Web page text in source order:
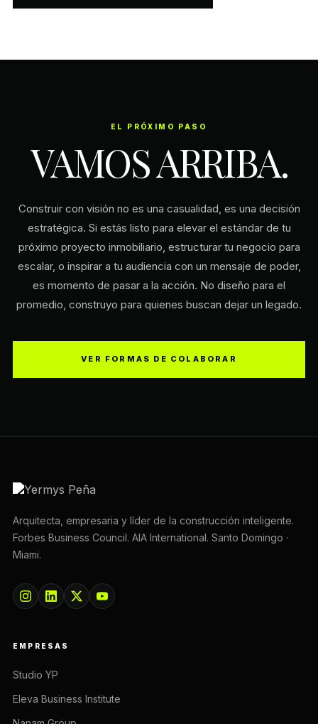
EL PRÓXIMO PASO
VAMOS ARRIBA.
Construir con visión no es una casualidad, es una decisión
estratégica. Si estás listo para elevar el estándar de tu
próximo proyecto inmobiliario, estructurar tu negocio para
escalar, o inspirar a tu audiencia con un mensaje de poder,
es momento de pasar a la acción. No diseño para el
promedio, construyo para quienes buscan dejar un legado.
VER FORMAS DE COLABORAR
Arquitecta, empresaria y líder de la construcción inteligente.
Forbes Business Council. AIA International. Santo Domingo ·
Miami.
EMPRESAS
Studio YP
Eleva Business Institute